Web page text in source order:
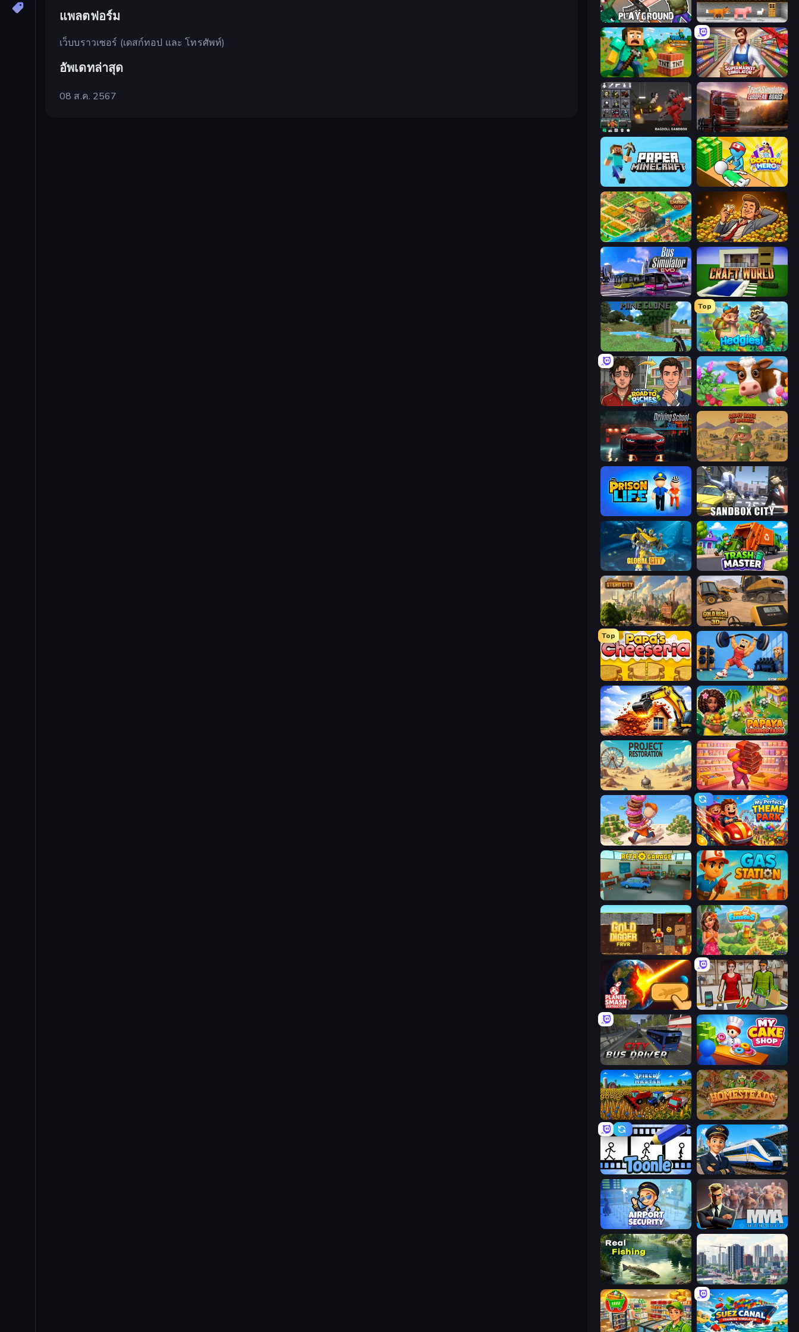
แพลตฟอร์ม
เว็บบราวเซอร์ (เดสก์ทอป และ โทรศัพท์)
อัพเดทล่าสุด
08 ส.ค. 2567
Playground Noob's Farm Escape
Voxel Playground: Ragdoll Noob Supermarket Simulator: Store Manager
Last Play: Ragdoll Sandbox Truck Simulator: European Roads
Paper Minecraft Doctor Hero
Empire City Idle Billionaire Tycoon
Bus Simulator: EVO Craft World
Mine Clone
Top
Hedgies
Life Simulator: Road to Riches Country Life Meadows
Driving School Simulator Army Base Of America
Prison Life Sandbox City
Global City Trash Master
Steam City Gold Rush: Gold Simulator 3D
Top
Papa's Cheeseria Gym Boss
City Constructor Papaya Summer Farm
Project Restoration Candy Packing Store
Donut Place My Perfect Theme Park
Gas Station
Gold Digger FRVR The Farmers
Planet Smash Destruction Shop Master 3D
City Bus Driver My Cake Shop
Field Master Homesteads: Dream Farm
Toonle Idle Train Empire Tycoon
Airport Security MMA Manager 2
Real Fishing Simulator SuperCity 3D